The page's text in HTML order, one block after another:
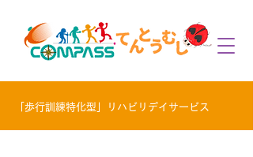
「歩行訓練特化型」リハビリデイサービス